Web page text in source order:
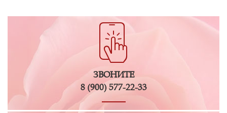
ЗВОНИТЕ
8 (900) 577-22-33